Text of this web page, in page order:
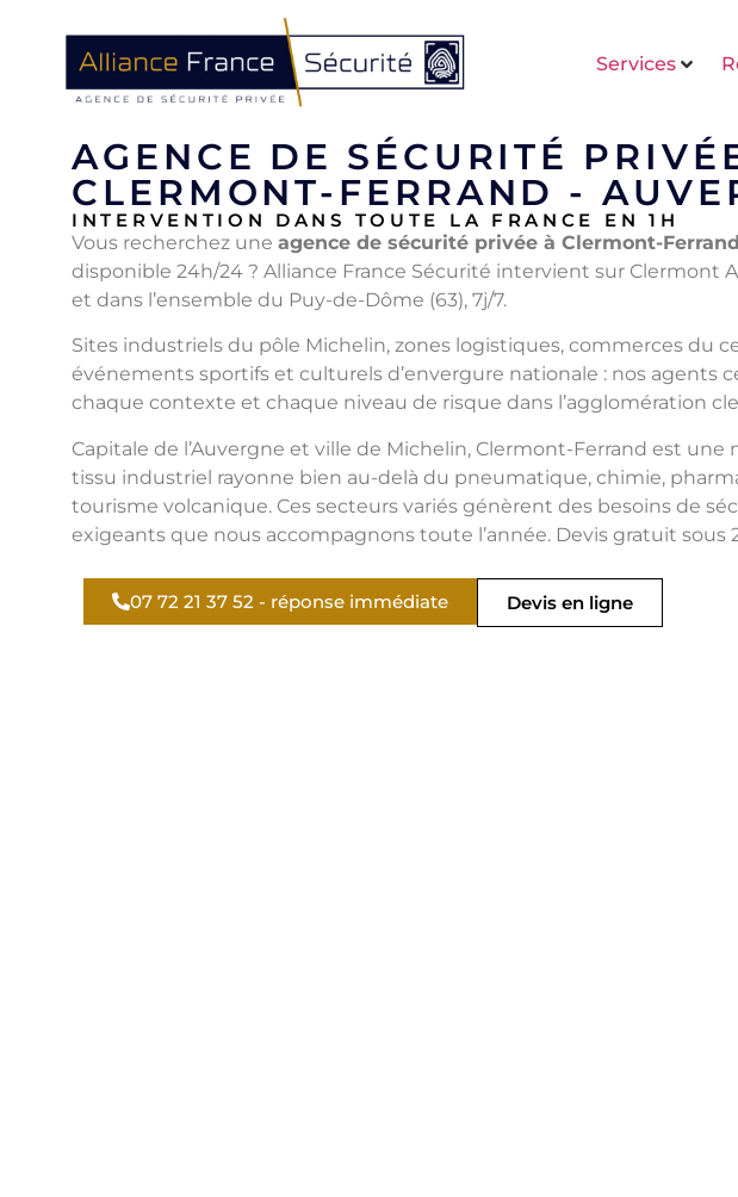
Services
AGENCE DE SÉCURITÉ
CLERMONT-FERRAND -
INTERVENTION DANS TOUTE LA FRANCE EN 1H
Vous recherchez une agence de sécurité privée à Clermont-Ferrand
disponible 24h/24 ? Alliance France Sécurité intervient sur Clermont
et dans l’ensemble du Puy-de-Dôme (63), 7j/7.
Sites industriels du pôle Michelin, zones logistiques, commerces du
événements sportifs et culturels d’envergure nationale : nos agents
chaque contexte et chaque niveau de risque dans l’agglomération
Capitale de l’Auvergne et ville de Michelin, Clermont-Ferrand est
tissu industriel rayonne bien au-delà du pneumatique, chimie,
tourisme volcanique. Ces secteurs variés génèrent des besoins de
exigeants que nous accompagnons toute l’année. Devis gratuit sous
07 72 21 37 52 - réponse immédiate Devis en ligne